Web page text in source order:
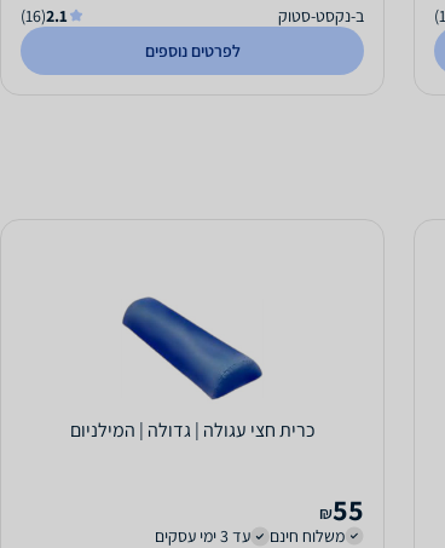
ב-נקסט-סטוק 2.1
(16)
לפרטים נוספים
כרית חצי עגולה | גדולה | המילניום
55
₪
משלוח חינם
עד 3 ימי עסקים